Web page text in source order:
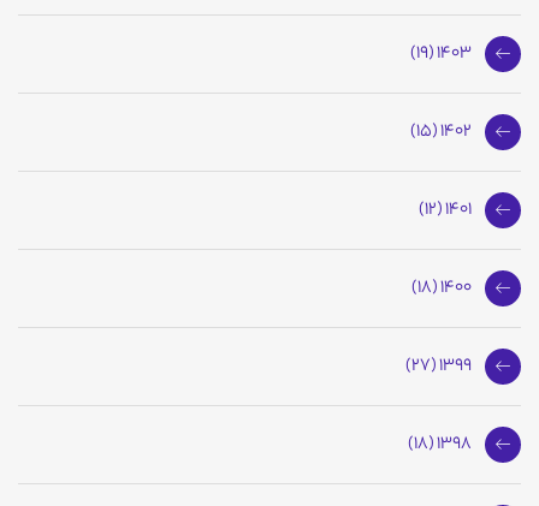
1403 (19)
1402 (15)
1401 (12)
1400 (18)
1399 (27)
1398 (18)